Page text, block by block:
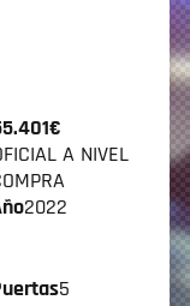
A NIVEL
2022
5